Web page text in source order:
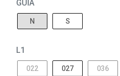
GUIA
N S
L1
022 027 036